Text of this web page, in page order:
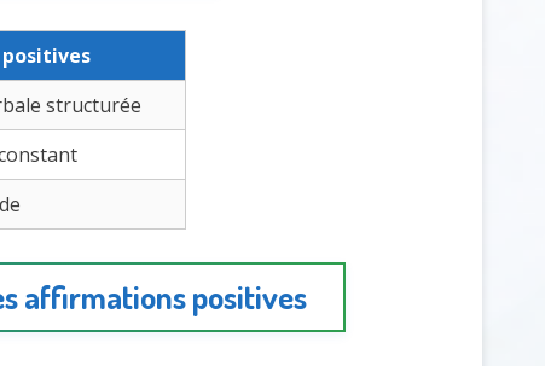
structurée
affirmations positives